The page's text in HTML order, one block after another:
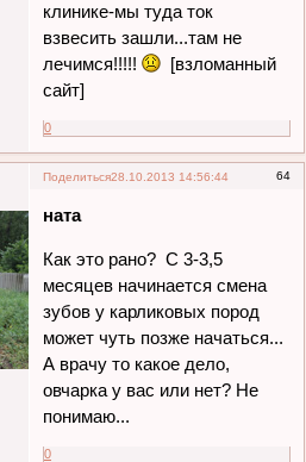
клинике-мы туда ток
взвесить зашли...там не
лечимся!!!!!
[взломанный
сайт]
0
Поделиться 64
28.10.2013 14:56:44
ната
Как это рано? С 3-3,5
месяцев начинается смена
зубов у карликовых пород
может чуть позже начаться...
А врачу то какое дело,
овчарка у вас или нет? Не
понимаю...
0